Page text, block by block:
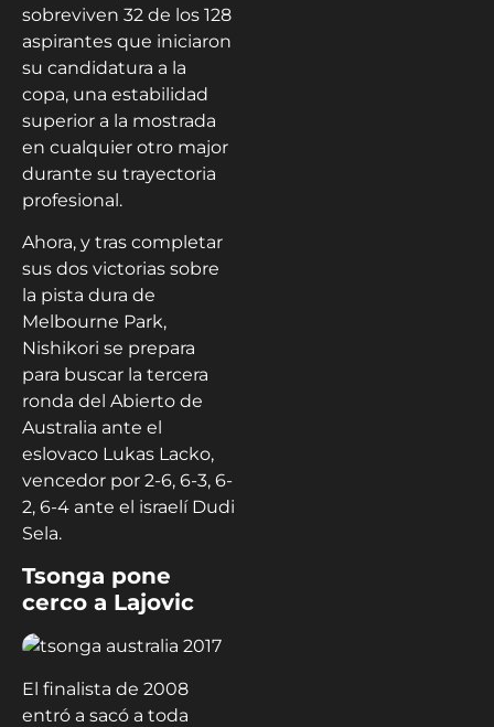
sobreviven 32 de los 128
aspirantes que iniciaron
su candidatura a la
copa, una estabilidad
superior a la mostrada
en cualquier otro major
durante su trayectoria
profesional.
Ahora, y tras completar
sus dos victorias sobre
la pista dura de
Melbourne Park,
Nishikori se prepara
para buscar la tercera
ronda del Abierto de
Australia ante el
eslovaco Lukas Lacko,
vencedor por 2-6, 6-3, 6-
2, 6-4 ante el israelí Dudi
Sela.
Tsonga pone
cerco a Lajovic
El finalista de 2008
entró a sacó a toda